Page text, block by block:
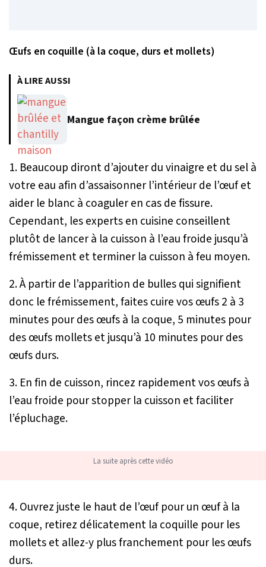
Œufs en coquille (à la coque, durs et mollets)
À LIRE AUSSI
Mangue façon crème brûlée
1. Beaucoup diront d’ajouter du vinaigre et du sel à
votre eau afin d’assaisonner l’intérieur de l’œuf et
aider le blanc à coaguler en cas de fissure.
Cependant, les experts en cuisine conseillent
plutôt de lancer à la cuisson à l’eau froide jusqu’à
frémissement et terminer la cuisson à feu moyen.
2. À partir de l’apparition de bulles qui signifient
donc le frémissement, faites cuire vos œufs 2 à 3
minutes pour des œufs à la coque, 5 minutes pour
des œufs mollets et jusqu’à 10 minutes pour des
œufs durs.
3. En fin de cuisson, rincez rapidement vos œufs à
l’eau froide pour stopper la cuisson et faciliter
l’épluchage.
La suite après cette vidéo
4. Ouvrez juste le haut de l’œuf pour un œuf à la
coque, retirez délicatement la coquille pour les
mollets et allez-y plus franchement pour les œufs
durs.